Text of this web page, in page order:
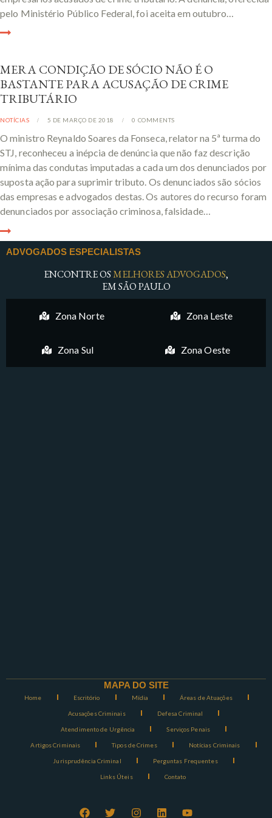
pelo Ministério Público Federal, foi aceita em outubro…
MERA CONDIÇÃO DE SÓCIO NÃO É O
BASTANTE PARA ACUSAÇÃO DE CRIME
TRIBUTÁRIO
NOTÍCIAS 5 DE MARÇO DE 2018 0 COMMENTS
O ministro Reynaldo Soares da Fonseca, relator na 5ª turma do
STJ, reconheceu a inépcia de denúncia que não faz descrição
mínima das condutas imputadas a cada um dos denunciados por
suposta ação para suprimir tributo. Os denunciados são sócios
das empresas e advogados destas. Os autores do recurso foram
denunciados por associação criminosa, falsidade…
ADVOGADOS ESPECIALISTAS
ENCONTRE OSMELHORES ADVOGADOS,
EM SÃO PAULO
Zona Norte Zona Leste
Zona Sul Zona Oeste
MAPA DO SITE
Home Escritório Mídia Áreas de Atuações
Acusações Criminais Defesa Criminal
Atendimento de Urgência Serviços Penais
Artigos Criminais Tipos de Crimes Notícias Criminais
Jurisprudência Criminal Perguntas Frequentes
Links Úteis Contato